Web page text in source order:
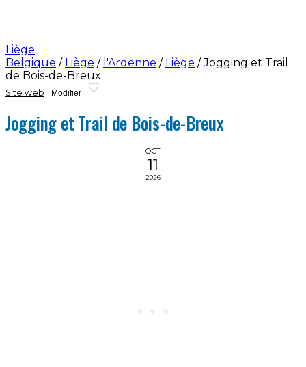
Liège
Belgique / Liège / l'Ardenne / Liège / Jogging et Trail
de Bois-de-Breux
Site web Modifier
Jogging et Trail de Bois-de-Breux
OCT
11
2026